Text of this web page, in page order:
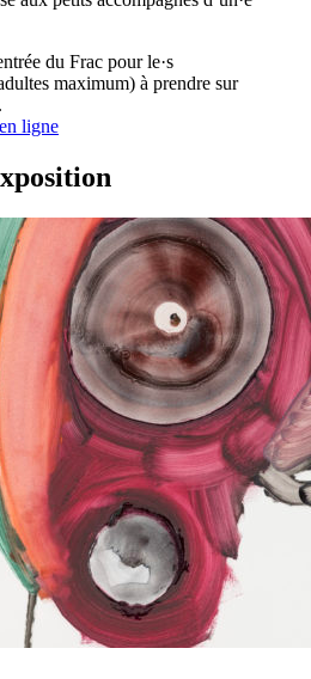
du Frac pour le·s
maximum) à prendre sur
ligne